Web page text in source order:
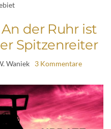
der Ruhr ist
Spitzenreiter
Waniek 3 Kommentare